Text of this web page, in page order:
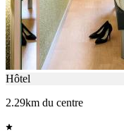
Hôtel
2.29km du centre